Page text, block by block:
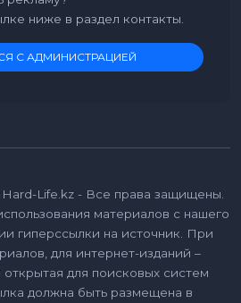
ниже в раздел контакты.
С АДМИНИСТРАЦИЕЙ
Life.kz - Все права защищены.
материалов с нашего
гиперссылки на источник. При
для интернет-изданий –
открытая для поисковых систем
должна быть размещена в